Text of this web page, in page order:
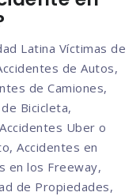
Latina Víctimas de
de Autos,
de Camiones,
Bicicleta,
Uber o
Accidentes en
en los Freeway,
de Propiedades,